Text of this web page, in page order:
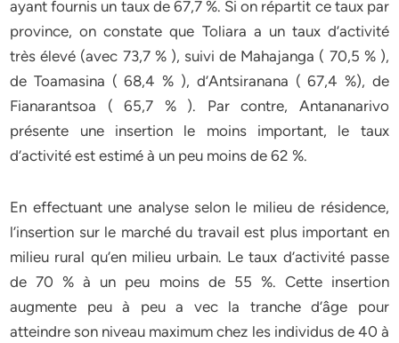
ayant fournis un taux de 67,7 %. Si on répartit ce taux par
province, on constate que Toliara a un taux d’activité
très élevé (avec 73,7 % ), suivi de Mahajanga ( 70,5 % ),
de Toamasina ( 68,4 % ), d’Antsiranana ( 67,4 %), de
Fianarantsoa ( 65,7 % ). Par contre, Antananarivo
présente une insertion le moins important, le taux
d’activité est estimé à un peu moins de 62 %.
En effectuant une analyse selon le milieu de résidence,
l’insertion sur le marché du travail est plus important en
milieu rural qu’en milieu urbain. Le taux d’activité passe
de 70 % à un peu moins de 55 %. Cette insertion
augmente peu à peu a vec la tranche d’âge pour
atteindre son niveau maximum chez les individus de 40 à